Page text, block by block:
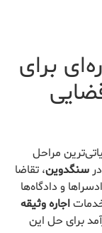
برای
مراحل
سنگدوین، تقاضا
و دادگاه‌ها
اجاره وثیقه
برای حل این